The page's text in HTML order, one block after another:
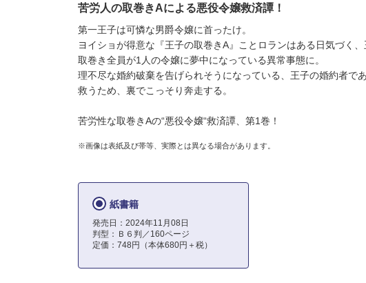
苦労人の取巻きAによる悪役令嬢救済譚！
第一王子は可憐な男爵令嬢に首ったけ。
ヨイショが得意な『王子の取巻きA』ことロランはある日気づく
取巻き全員が1人の令嬢に夢中になっている異常事態に。
理不尽な婚約破棄を告げられそうになっている、王子の婚約者で
救うため、裏でこっそり奔走する。
苦労性な取巻きAの“悪役令嬢“救済譚、第1巻！
※画像は表紙及び帯等、実際とは異なる場合があります。
紙書籍
発売日：2024年11月08日
判型：Ｂ６判／160ページ
定価：748円（本体680円＋税）